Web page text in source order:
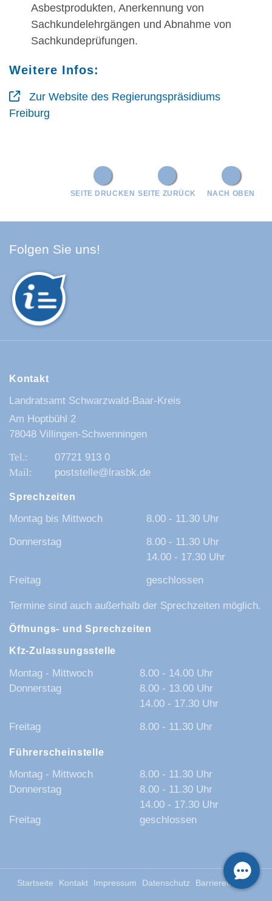
Asbestprodukten, Anerkennung von
Sachkundelehrgängen und Abnahme von
Sachkundeprüfungen.
Weitere Infos:
Zur Website des Regierungspräsidiums
Freiburg
NACH OBEN
SEITE ZURÜCK
SEITE DRUCKEN
Folgen Sie uns!
Kontakt
Landratsamt Schwarzwald-Baar-Kreis
Am Hoptbühl 2
78048 Villingen-Schwenningen
07721 913 0
poststelle@lrasbk.de
Sprechzeiten
Montag bis Mittwoch
8.00 - 11.30 Uhr
Donnerstag
8.00 - 11.30 Uhr
14.00 - 17.30 Uhr
Freitag
geschlossen
Termine sind auch außerhalb der Sprechzeiten möglich.
Öffnungs- und Sprechzeiten
Kfz-Zulassungsstelle
Montag - Mittwoch
8.00 - 14.00 Uhr
Donnerstag
8.00 - 13.00 Uhr
14.00 - 17.30 Uhr
Freitag
8.00 - 11.30 Uhr
Führerscheinstelle
Montag - Mittwoch
8.00 - 11.30 Uhr
Donnerstag
8.00 - 11.30 Uhr
14.00 - 17.30 Uhr
Freitag
geschlossen
Startseite Kontakt Impressum Datenschutz Barrierefreiheit